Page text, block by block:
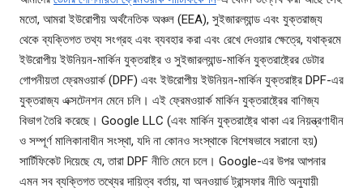
মতো, আমরা ইউরোপীয় অর্থনৈতিক অঞ্চল (EEA), সুইজারল্যান্ড এবং যুক্তরাজ্য
থেকে ব্যক্তিগত তথ্য সংগ্রহ এবং ব্যবহার করা এবং রেখে দেওয়ার ক্ষেত্রে, যথাক্রমে
ইউরোপীয় ইউনিয়ন-মার্কিন যুক্তরাষ্ট্র ও সুইজারল্যান্ড-মার্কিন যুক্তরাষ্ট্রের ডেটার
গোপনীয়তা ফ্রেমওয়ার্ক (DPF) এবং ইউরোপীয় ইউনিয়ন-মার্কিন যুক্তরাষ্ট্র DPF-এর
যুক্তরাজ্য এক্সটেনশন মেনে চলি। এই ফ্রেমওয়ার্ক মার্কিন যুক্তরাষ্ট্রের বাণিজ্য
বিভাগ তৈরি করেছে। Google LLC (এবং মার্কিন যুক্তরাষ্ট্রে থাকা এর নিয়ন্ত্রণাধীন
ও সম্পূর্ণ মালিকানাধীন সংস্থা, যদি না কোনও সংস্থাকে বিশেষভাবে সরানো হয়)
সার্টিফিকেট দিয়েছে যে, তারা DPF নীতি মেনে চলে। Google-এর উপর আপনার
এমন সব ব্যক্তিগত তথ্যের দায়িত্ব বর্তায়, যা অনওয়ার্ড ট্রান্সফার নীতি অনুযায়ী